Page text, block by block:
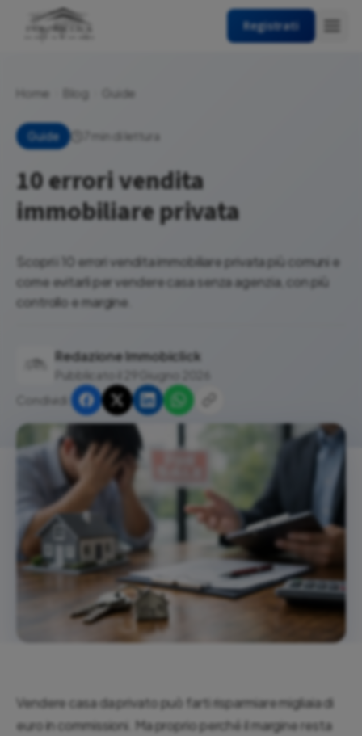
Registrati
Home Blog Guide
Guide 7 min di lettura
10 errori vendita
immobiliare privata
Scopri i 10 errori vendita immobiliare privata più comuni e
come evitarli per vendere casa senza agenzia, con più
controllo e margine.
Redazione Immobiclick
Pubblicato il 29 Giugno 2026
Condividi:
Vendere casa da privato può farti risparmiare migliaia di
euro in commissioni. Ma proprio perché il margine resta